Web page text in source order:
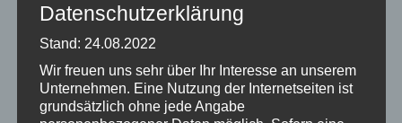
In Villach:
Telefonisch unter 04242 – 27000 – Kassa im Stadtkino, täglich
ab 17.30 Uhr
Datenschutzerklärung
Stand: 24.08.2022
Wir freuen uns sehr über Ihr Interesse an unserem
Unternehmen. Eine Nutzung der Internetseiten ist
grundsätzlich ohne jede Angabe